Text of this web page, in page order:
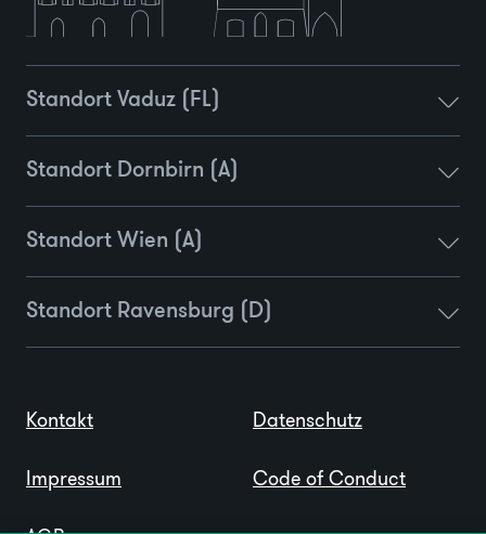
Standort Vaduz (FL)
Standort Dornbirn (A)
Standort Wien (A)
Standort Ravensburg (D)
Kontakt
Impressum
Datenschutz
Code of Conduct